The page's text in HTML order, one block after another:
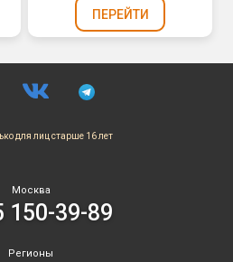
ПЕРЕЙТИ
для лицстарше 16 лет
Москва
150-39-89
Регионы